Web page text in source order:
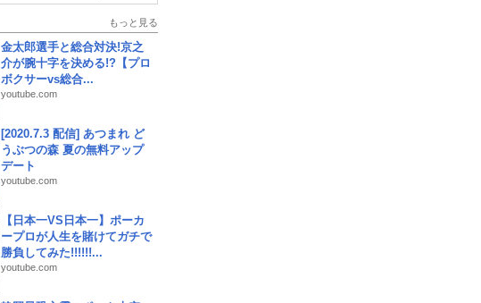
もっと見る
金太郎選手と総合対決!京之
介が腕十字を決める!?【プロ
ボクサーvs総合...
youtube.com
[2020.7.3 配信] あつまれ ど
うぶつの森 夏の無料アップ
デート
youtube.com
【日本一VS日本一】ポーカ
ープロが人生を賭けてガチで
勝負してみた!!!!!!...
youtube.com